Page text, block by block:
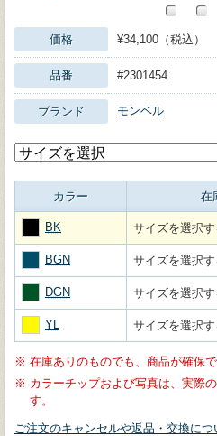
価格 ¥34,100（税込）
品番 #2301454
ブランド モンベル
カラー 在
BK サイズを選択
BGN サイズを選択
DGN サイズを選択
YL サイズを選択
※ 在庫ありのものでも、商品が確保
※ カラーチップおよび写真は、実際
す。
ご注文のキャンセルや返品・交換につ